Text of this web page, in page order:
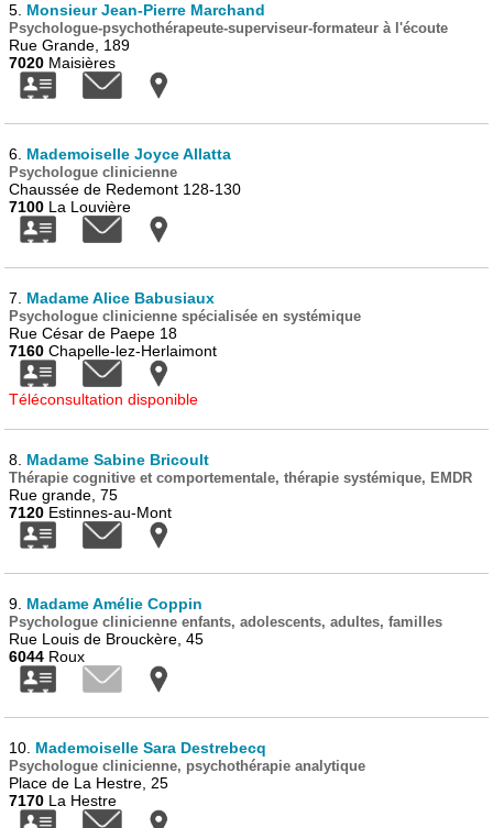
5. Monsieur Jean-Pierre Marchand
Psychologue-psychothérapeute-superviseur-formateur à l'écoute
Rue Grande, 189
7020 Maisières
6. Mademoiselle Joyce Allatta
Psychologue clinicienne
Chaussée de Redemont 128-130
7100 La Louvière
7. Madame Alice Babusiaux
Psychologue clinicienne spécialisée en systémique
Rue César de Paepe 18
7160 Chapelle-lez-Herlaimont
Téléconsultation disponible
8. Madame Sabine Bricoult
Thérapie cognitive et comportementale, thérapie systémique, EMDR
Rue grande, 75
7120 Estinnes-au-Mont
9. Madame Amélie Coppin
Psychologue clinicienne enfants, adolescents, adultes, familles
Rue Louis de Brouckère, 45
6044 Roux
10. Mademoiselle Sara Destrebecq
Psychologue clinicienne, psychothérapie analytique
Place de La Hestre, 25
7170 La Hestre